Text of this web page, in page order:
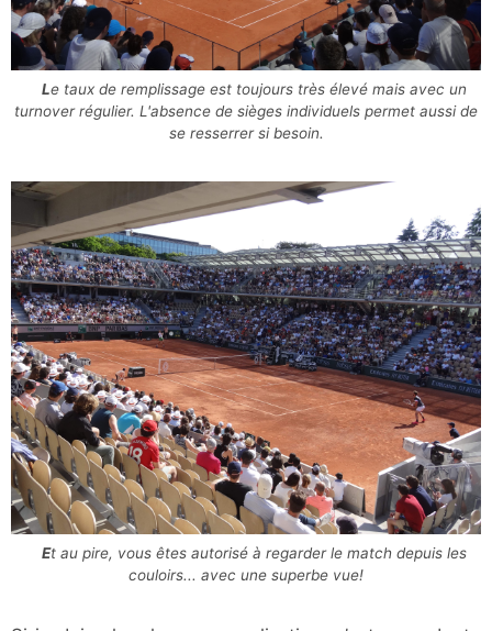
Le taux de remplissage est toujours très élevé mais avec un
turnover régulier. L'absence de sièges individuels permet aussi de
se resserrer si besoin.
Et au pire, vous êtes autorisé à regarder le match depuis les
couloirs... avec une superbe vue!